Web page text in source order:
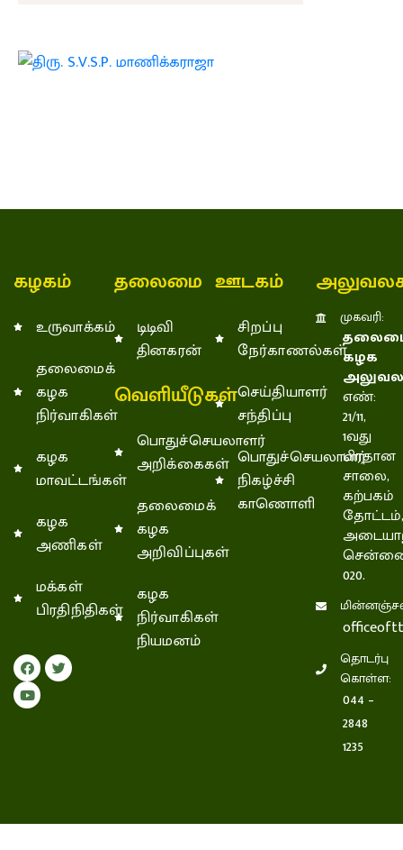
கழகம்
உருவாக்கம்
தலைமைக்
கழக
நிர்வாகிகள்
கழக
மாவட்டங்கள்
கழக
அணிகள்
மக்கள்
பிரதிநிதிகள்
தலைமை
டிடிவி
தினகரன்
வெளியீடுகள்
பொதுச்செயலாளர்
அறிக்கைகள்
தலைமைக்
கழக
அறிவிப்புகள்
கழக
நிர்வாகிகள்
நியமனம்
ஊடகம்
சிறப்பு
நேர்காணல்கள்
செய்தியாளர்
சந்திப்பு
பொதுச்செயலாளர்
நிகழ்ச்சி
காணொளி
முகவரி:
கழக
எண்:
21/11,
1வது
பிரதான
சாலை,
கற்பகம்
தோட்டம்,
020.
தொடர்பு
கொள்ள:
044 –
2848
1235